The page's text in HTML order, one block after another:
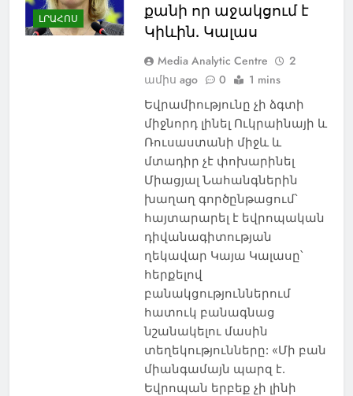
ԼՐԱՀՈՍ
քանի որ աջակցում է
Կիևին. Կալաս
Media Analytic Centre
2
ամիս ago
0 1 mins
Եվրամիությունը չի ձգտի
միջնորդ լինել Ուկրաինայի և
Ռուսաստանի միջև և
մտադիր չէ փոխարինել
Միացյալ Նահանգներին
խաղաղ գործընթացում՝
հայտարարել է եվրոպական
դիվանագիտության
ղեկավար Կայա Կալասը՝
հերքելով
բանակցություններում
հատուկ բանագնաց
նշանակելու մասին
տեղեկությունները: «Մի բան
միանգամայն պարզ է.
Եվրոպան երբեք չի լինի